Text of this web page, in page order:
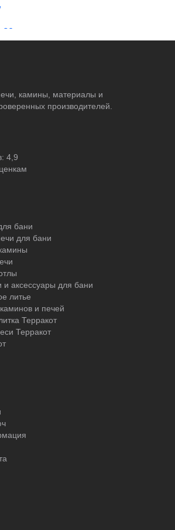
камины, материалы и
производителей.
4,9
бани
для бани
и аксессуары для бани
литье
и печей
Терракот
Терракот